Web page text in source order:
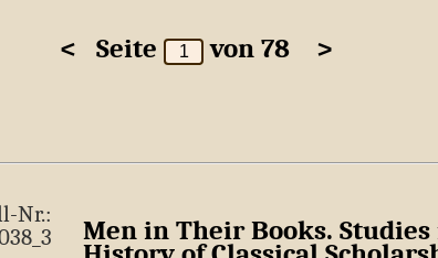
< Seite von 78 >
Nr.:
Men in Their Books.